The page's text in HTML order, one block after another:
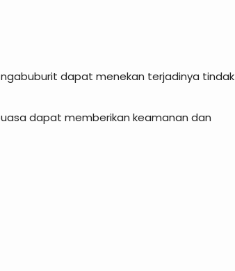
dapat menekan terjadinya tindak
dapat memberikan keamanan dan